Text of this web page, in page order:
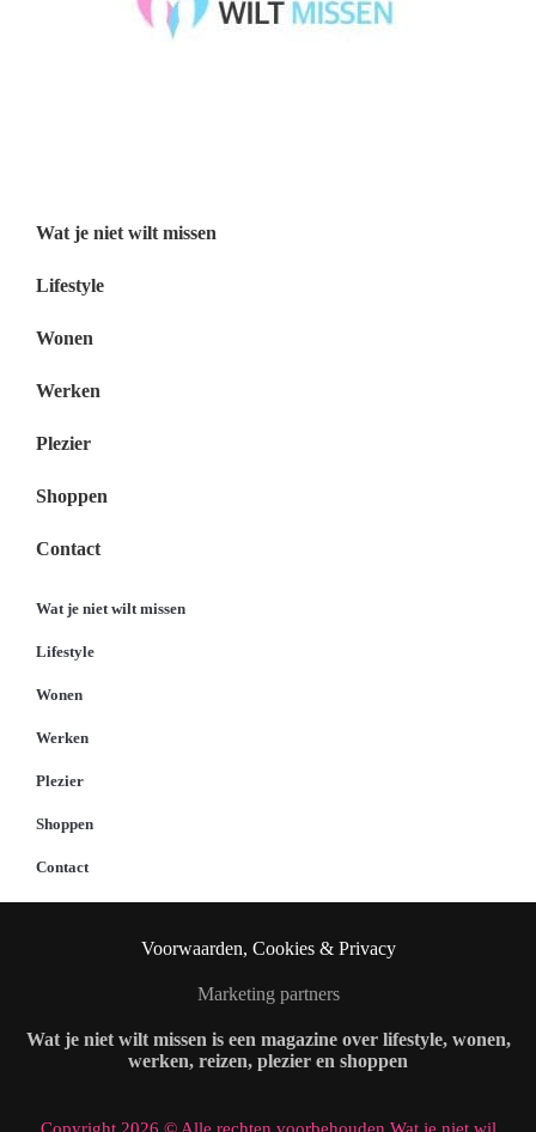
Wat je niet wilt missen
Lifestyle
Wonen
Werken
Plezier
Shoppen
Contact
Wat je niet wilt missen
Lifestyle
Wonen
Werken
Plezier
Shoppen
Contact
Voorwaarden, Cookies & Privacy
Marketing partners
Wat je niet wilt missen is een magazine over lifestyle, wonen,
werken, reizen, plezier en shoppen